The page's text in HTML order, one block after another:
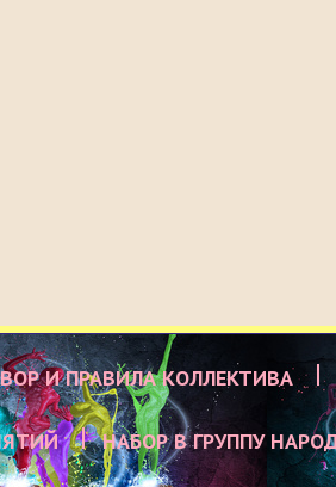
И ПРАВИЛА КОЛЛЕКТИВА
НАБОР В ГРУППУ